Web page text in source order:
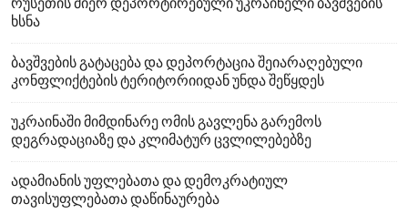
რუსეთის მიერ დეპორტირებული უკრაინელი ბავშვების
ხსნა
ბავშვების გატაცება და დეპორტაცია შეიარაღებული
კონფლიქტების ტერიტორიიდან უნდა შეწყდეს
უკრაინაში მიმდინარე ომის გავლენა გარემოს
დეგრადაციაზე და კლიმატურ ცვლილებებზე
ადამიანის უფლებათა და დემოკრატიულ
თავისუფლებათა დაწინაურება